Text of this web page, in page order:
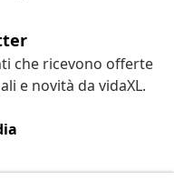
che ricevono offerte
e novità da vidaXL.